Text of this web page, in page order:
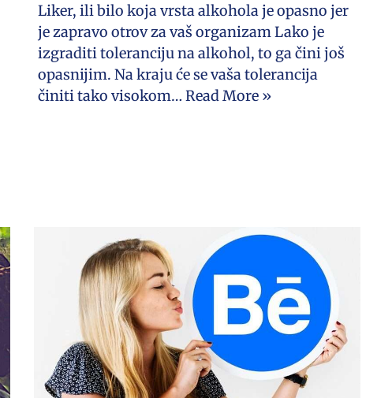
Liker, ili bilo koja vrsta alkohola je opasno jer
je zapravo otrov za vaš organizam Lako je
izgraditi toleranciju na alkohol, to ga čini još
opasnijim. Na kraju će se vaša tolerancija
činiti tako visokom…Read More »